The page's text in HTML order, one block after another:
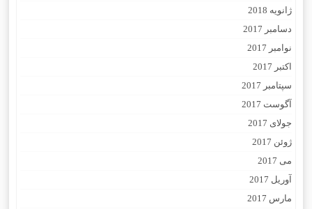
ژانویه 2018
دسامبر 2017
نوامبر 2017
اکتبر 2017
سپتامبر 2017
آگوست 2017
جولای 2017
ژوئن 2017
می 2017
آوریل 2017
مارس 2017